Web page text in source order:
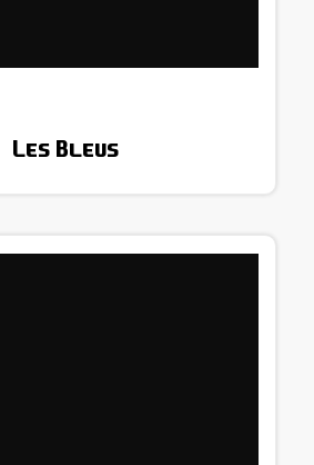
Les Bleus